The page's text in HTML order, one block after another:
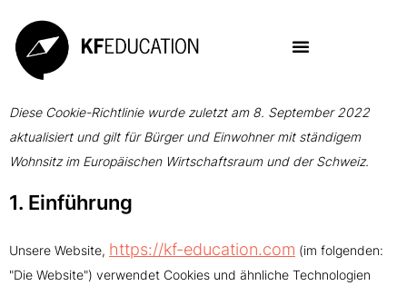
Diese Cookie-Richtlinie wurde zuletzt am 8. September 2022
aktualisiert und gilt für Bürger und Einwohner mit ständigem
Wohnsitz im Europäischen Wirtschaftsraum und der Schweiz.
1. Einführung
Unsere Website, https://kf-education.com (im folgenden:
"Die Website") verwendet Cookies und ähnliche Technologien